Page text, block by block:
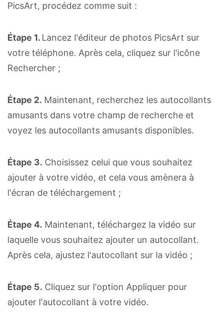
PicsArt, procédez comme suit :
Étape 1. Lancez l'éditeur de photos PicsArt sur
votre téléphone. Après cela, cliquez sur l'icône
Rechercher ;
Étape 2. Maintenant, recherchez les autocollants
amusants dans votre champ de recherche et
voyez les autocollants amusants disponibles.
Étape 3. Choisissez celui que vous souhaitez
ajouter à votre vidéo, et cela vous amènera à
l'écran de téléchargement ;
Étape 4. Maintenant, téléchargez la vidéo sur
laquelle vous souhaitez ajouter un autocollant.
Après cela, ajustez l'autocollant sur la vidéo ;
Étape 5. Cliquez sur l'option Appliquer pour
ajouter l'autocollant à votre vidéo.